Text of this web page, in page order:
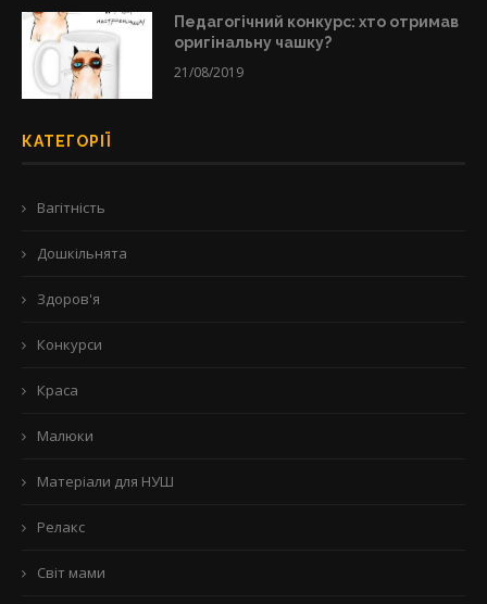
Педагогічний конкурс: хто отримав
оригінальну чашку?
21/08/2019
КАТЕГОРІЇ
Вагітність
Дошкільнята
Здоров'я
Конкурси
Краса
Малюки
Матеріали для НУШ
Релакс
Світ мами